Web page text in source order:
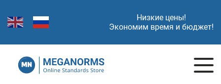
Низкие цены!
Экономим время и бюджет!